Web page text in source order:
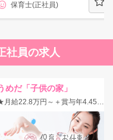
保育士(正社員)
社員の求人
めだ「子供の家」
★月給22.8万円～＋賞与年4.45ヶ月★借り上げ社宅や手当も充実の認可園！